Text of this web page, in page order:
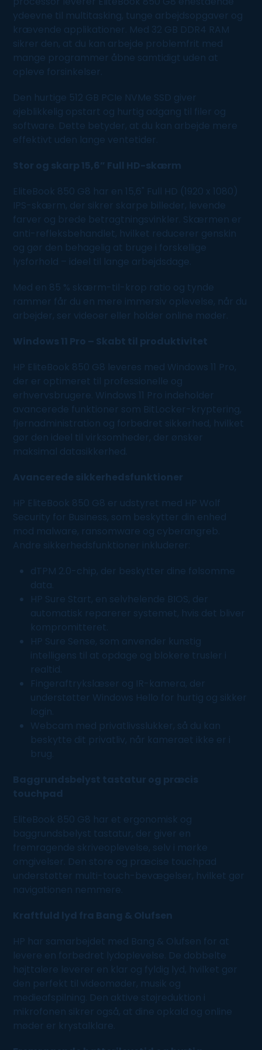
ydeevne til multitasking, tunge arbejdsopgaver og
krævende applikationer. Med 32 GB DDR4 RAM
sikrer den, at du kan arbejde problemfrit med
mange programmer åbne samtidigt uden at
opleve forsinkelser.
Den hurtige 512 GB PCIe NVMe SSD giver
øjeblikkelig opstart og hurtig adgang til filer og
software. Dette betyder, at du kan arbejde mere
effektivt uden lange ventetider.
Stor og skarp 15,6” Full HD-skærm
EliteBook 850 G8 har en 15,6" Full HD (1920 x 1080)
IPS-skærm, der sikrer skarpe billeder, levende
farver og brede betragtningsvinkler. Skærmen er
anti-refleksbehandlet, hvilket reducerer genskin
og gør den behagelig at bruge i forskellige
lysforhold – ideel til lange arbejdsdage.
Med en 85 % skærm-til-krop ratio og tynde
rammer får du en mere immersiv oplevelse, når du
arbejder, ser videoer eller holder online møder.
Windows 11 Pro – Skabt til produktivitet
HP EliteBook 850 G8 leveres med Windows 11 Pro,
der er optimeret til professionelle og
erhvervsbrugere. Windows 11 Pro indeholder
avancerede funktioner som BitLocker-kryptering,
fjernadministration og forbedret sikkerhed, hvilket
gør den ideel til virksomheder, der ønsker
maksimal datasikkerhed.
Avancerede sikkerhedsfunktioner
HP EliteBook 850 G8 er udstyret med HP Wolf
Security for Business, som beskytter din enhed
mod malware, ransomware og cyberangreb.
Andre sikkerhedsfunktioner inkluderer:
dTPM 2.0-chip, der beskytter dine følsomme
data.
HP Sure Start, en selvhelende BIOS, der
automatisk reparerer systemet, hvis det bliver
kompromitteret.
HP Sure Sense, som anvender kunstig
intelligens til at opdage og blokere trusler i
realtid.
Fingeraftrykslæser og IR-kamera, der
understøtter Windows Hello for hurtig og sikker
login.
Webcam med privatlivsslukker, så du kan
beskytte dit privatliv, når kameraet ikke er i
brug.
Baggrundsbelyst tastatur og præcis
touchpad
EliteBook 850 G8 har et ergonomisk og
baggrundsbelyst tastatur, der giver en
fremragende skriveoplevelse, selv i mørke
omgivelser. Den store og præcise touchpad
understøtter multi-touch-bevægelser, hvilket gør
navigationen nemmere.
Kraftfuld lyd fra Bang & Olufsen
HP har samarbejdet med Bang & Olufsen for at
levere en forbedret lydoplevelse. De dobbelte
højttalere leverer en klar og fyldig lyd, hvilket gør
den perfekt til videomøder, musik og
medieafspilning. Den aktive støjreduktion i
mikrofonen sikrer også, at dine opkald og online
møder er krystalklare.